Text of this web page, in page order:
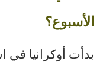
الأسبوع؟
بدأت أوكرانيا في